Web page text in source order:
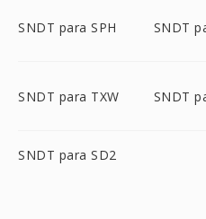
SNDT para SPH SNDT
SNDT para TXW SNDT
SNDT para SD2